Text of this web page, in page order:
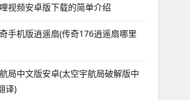
视频安卓版下载的简单介绍
手机版逍遥扇(传奇176逍遥扇哪里
局中文版安卓(太空宇航局破解版中
译)